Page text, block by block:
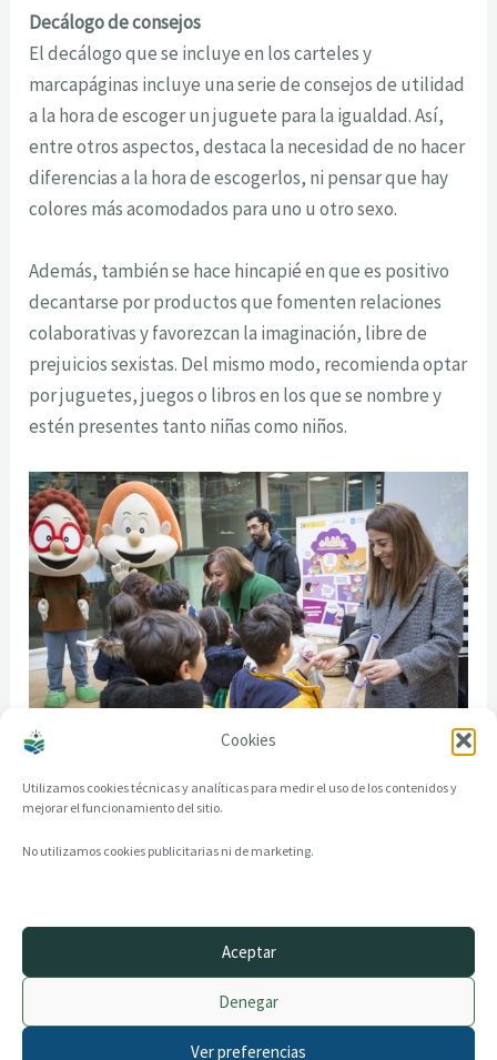
Cookies
Utilizamos cookies técnicas y analíticas para medir el uso de los contenidos y
mejorar el funcionamiento del sitio.
No utilizamos cookies publicitarias ni de marketing.
Aceptar
Denegar
Ver preferencias
Decálogo de consejos
El decálogo que se incluye en los carteles y
marcapáginas incluye una serie de consejos de utilidad
a la hora de escoger un juguete para la igualdad. Así,
entre otros aspectos, destaca la necesidad de no hacer
diferencias a la hora de escogerlos, ni pensar que hay
colores más acomodados para uno u otro sexo.
Además, también se hace hincapié en que es positivo
decantarse por productos que fomenten relaciones
colaborativas y favorezcan la imaginación, libre de
prejuicios sexistas. Del mismo modo, recomienda optar
por juguetes, juegos o libros en los que se nombre y
estén presentes tanto niñas como niños.
© 2014–2026 creandotuprovincia.es · Todos los derechos reservados